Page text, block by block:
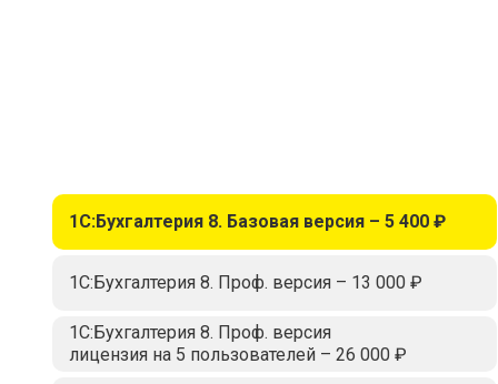
1С:Бухгалтерия 8. Базовая версия – 5 400 ₽
1С:Бухгалтерия 8. Проф. версия – 13 000 ₽
1С:Бухгалтерия 8. Проф. версия
лицензия на 5 пользователей – 26 000 ₽